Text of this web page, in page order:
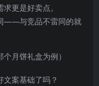
更是好卖点。
——与竞品不雷同的就
月饼礼盒为例）